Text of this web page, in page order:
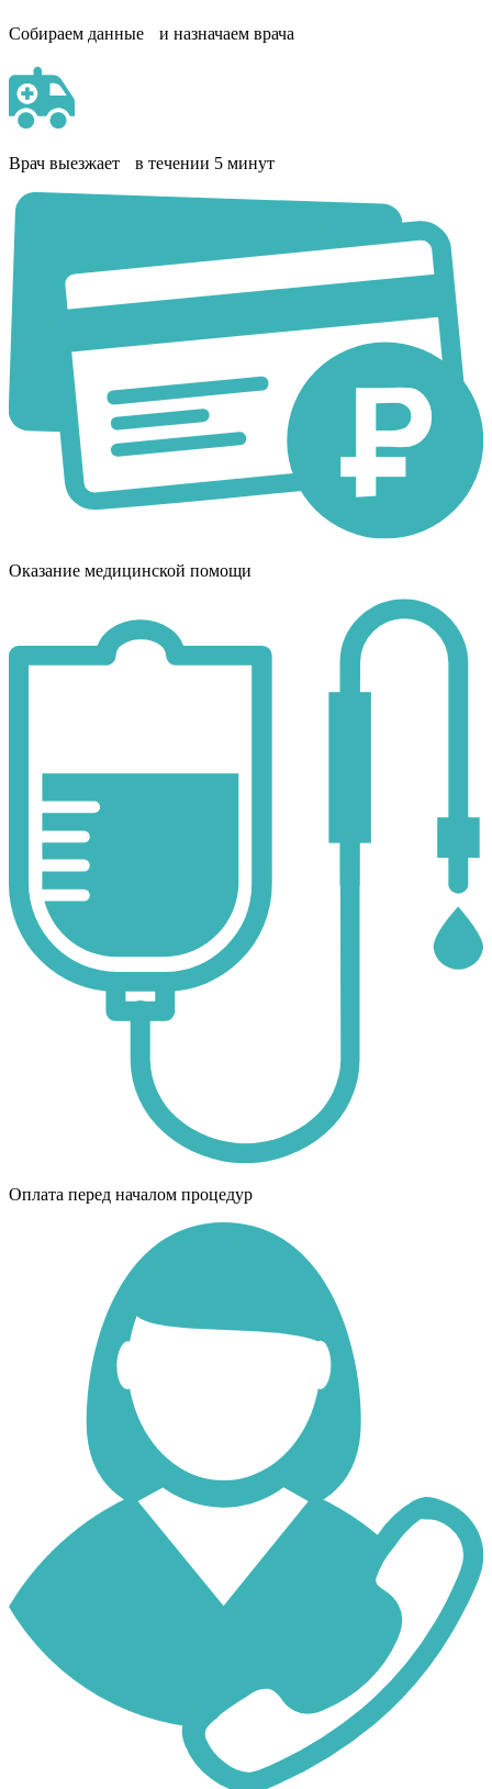
Собираем данные и назначаем врача
Врач выезжает в течении 5 минут
Оказание медицинской помощи
Оплата перед началом процедур